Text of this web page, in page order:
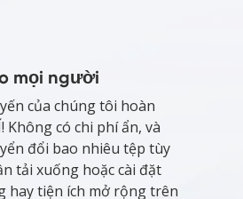
mọi người
của chúng tôi hoàn
Không có chi phí ẩn, và
đổi bao nhiêu tệp tùy
tải xuống hoặc cài đặt
hay tiện ích mở rộng trên